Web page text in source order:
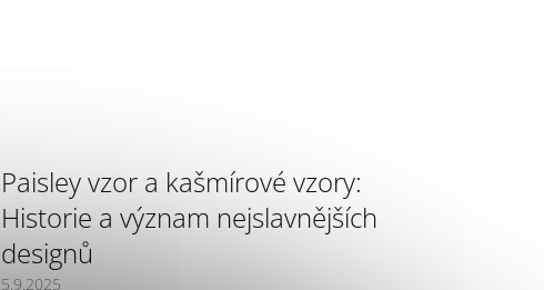
Paisley vzor a kašmírové vzory:
Historie a význam nejslavnějších
designů
5.9.2025